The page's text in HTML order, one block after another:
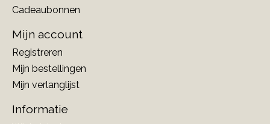
Cadeaubonnen
Mijn account
Registreren
Mijn bestellingen
Mijn verlanglijst
Informatie